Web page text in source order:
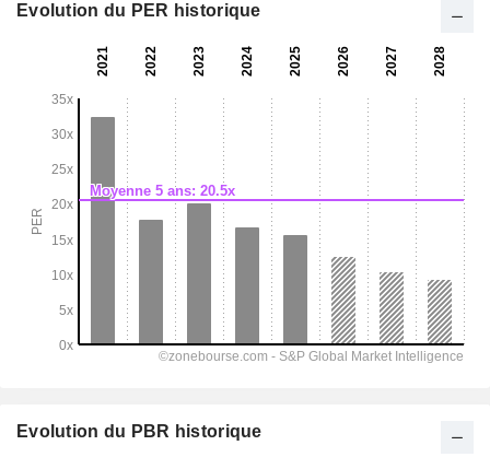
Evolution du PER historique
Evolution du PBR historique